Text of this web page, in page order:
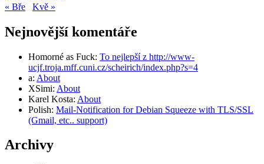
« Bře
Kvě »
Nejnovější komentáře
Homorné as Fuck: To nejlepší z http://www-
ucjf.troja.mff.cuni.cz/scheirich/index.php?s=4
a: About
XSimi: About
Karel Kosta: About
Polish: Mail-Notification for Debian Squeeze with TLS/SSL
(Gmail, etc.. support)
Archivy